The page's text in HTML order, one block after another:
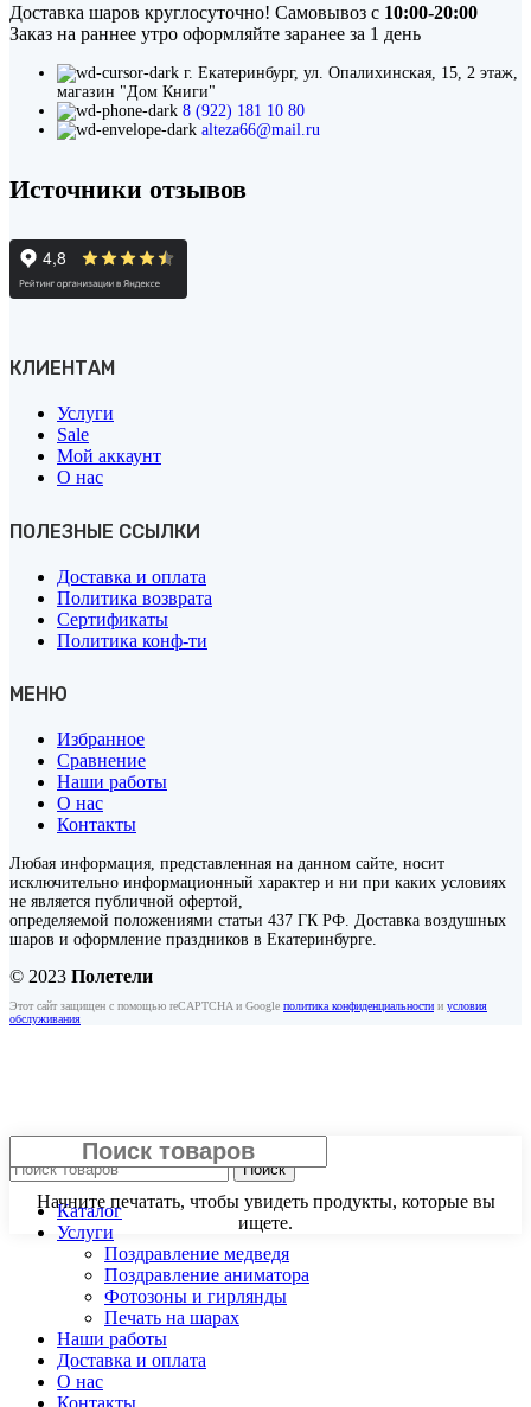
should
be
blank
Доставка шаров круглосуточно! Самовывоз с 10:00-20:00
Заказ на раннее утро оформляйте заранее за 1 день
г. Екатеринбург, ул. Опалихинская, 15, 2 этаж,
магазин "Дом Книги"
8 (922) 181 10 80
alteza66@mail.ru
Источники отзывов
КЛИЕНТАМ
Услуги
Sale
Мой аккаунт
О нас
ПОЛЕЗНЫЕ ССЫЛКИ
Доставка и оплата
Политика возврата
Сертификаты
Политика конф-ти
МЕНЮ
Избранное
Сравнение
Наши работы
О нас
Контакты
Любая информация, представленная на данном сайте, носит
исключительно информационный характер и ни при каких условиях
не является публичной офертой,
определяемой положениями статьи 437 ГК РФ. Доставка воздушных
шаров и оформление праздников в Екатеринбурге.
© 2023 Полетели
Этот сайт защищен с помощью reCAPTCHA и Google политика конфиденциальности и условия
обслуживания
Начните печатать, чтобы увидеть продукты, которые вы
ищете.
Поиск
Каталог
Услуги
Поздравление медведя
Поздравление аниматора
Фотозоны и гирлянды
Печать на шарах
Наши работы
Доставка и оплата
О нас